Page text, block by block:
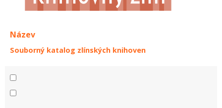
Název
Souborný katalog zlínských knihoven